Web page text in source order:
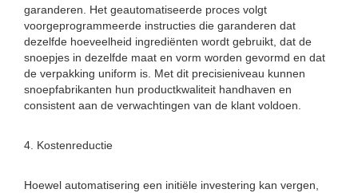
garanderen. Het geautomatiseerde proces volgt
voorgeprogrammeerde instructies die garanderen dat
dezelfde hoeveelheid ingrediënten wordt gebruikt, dat de
snoepjes in dezelfde maat en vorm worden gevormd en dat
de verpakking uniform is. Met dit precisieniveau kunnen
snoepfabrikanten hun productkwaliteit handhaven en
consistent aan de verwachtingen van de klant voldoen.
4. Kostenreductie
Hoewel automatisering een initiële investering kan vergen,